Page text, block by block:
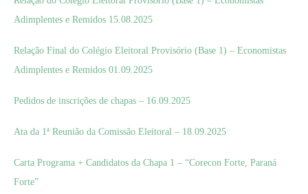
Adimplentes e Remidos 15.08.2025
Relação Final do Colégio Eleitoral Provisório (Base 1) – Economistas
Adimplentes e Remidos 01.09.2025
Pedidos de inscrições de chapas – 16.09.2025
Ata da 1ª Reunião da Comissão Eleitoral – 18.09.2025
Carta Programa + Candidatos da Chapa 1 – “Corecon Forte, Paraná
Forte”